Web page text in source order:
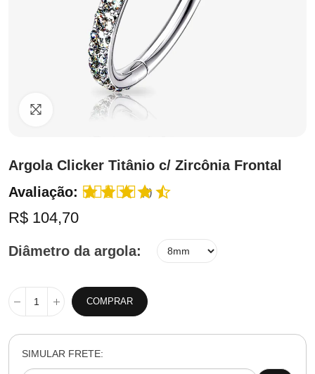
Clique para ampliar
Argola Clicker Titânio c/ Zircônia Frontal
Avaliação:
(2)
R$ 104,70
Diâmetro da argola
COMPRAR
SIMULAR FRETE: